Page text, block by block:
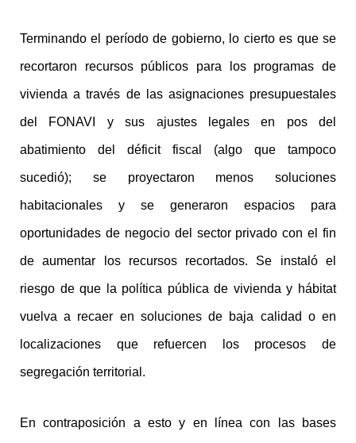
Terminando el período de gobierno, lo cierto es que se
recortaron recursos públicos para los programas de
vivienda a través de las asignaciones presupuestales
del FONAVI y sus ajustes legales en pos del
abatimiento del déficit fiscal (algo que tampoco
sucedió); se proyectaron menos soluciones
habitacionales y se generaron espacios para
oportunidades de negocio del sector privado con el fin
de aumentar los recursos recortados. Se instaló el
riesgo de que la política pública de vivienda y hábitat
vuelva a recaer en soluciones de baja calidad o en
localizaciones que refuercen los procesos de
segregación territorial.
En contraposición a esto y en línea con las bases